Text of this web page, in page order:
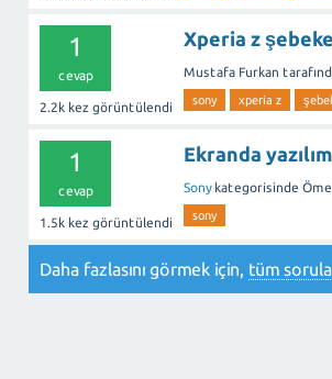
1
cevap
2.2k kez görüntülendi
Xperia z
Mustafa Furkan
sony xperia z
1
cevap
1.5k kez görüntülendi
Ekranda
Sonykategorisinde
sony
Daha fazlasını görmek için, tüm